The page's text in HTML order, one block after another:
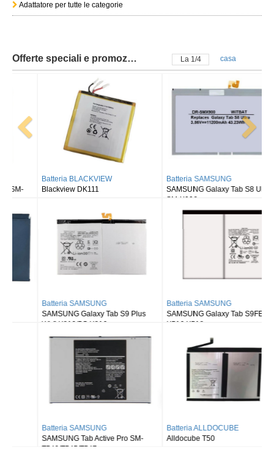
Adattatore per tutte le categorie
Offerte speciali e promozioni La 2/4 casa
Batteria BLACKVIEW
Blackview DK111
Batteria SAMSUNG
SAMSUNG Galaxy Tab S8 Ultra
SM-X900
Batteria SAMSUNG
SAMSUNG Galaxy Tab S9 Plus
Wi-fi X810/5G X816
Batteria SAMSUNG
SAMSUNG Galaxy Tab S9FE X510
X516 X518
Batteria SAMSUNG
SAMSUNG Tab Active Pro SM-
T540/T545/T547
Batteria ALLDOCUBE
Alldocube T50